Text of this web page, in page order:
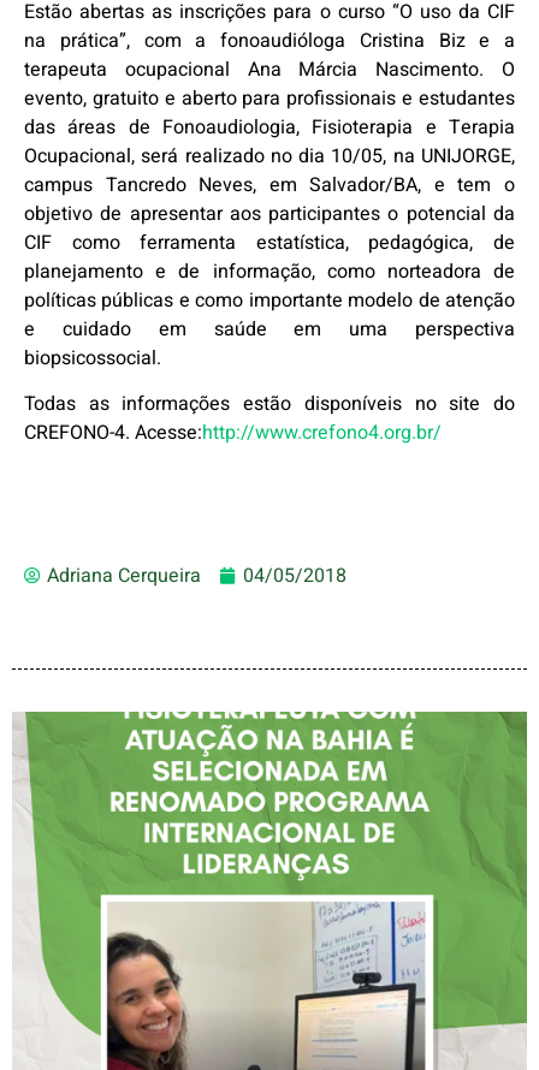
Estão abertas as inscrições para o curso “O uso da CIF
na prática”, com a fonoaudióloga Cristina Biz e a
terapeuta ocupacional Ana Márcia Nascimento. O
evento, gratuito e aberto para profissionais e estudantes
das áreas de Fonoaudiologia, Fisioterapia e Terapia
Ocupacional, será realizado no dia 10/05, na UNIJORGE,
campus Tancredo Neves, em Salvador/BA, e tem o
objetivo de apresentar aos participantes o potencial da
CIF como ferramenta estatística, pedagógica, de
planejamento e de informação, como norteadora de
políticas públicas e como importante modelo de atenção
e cuidado em saúde em uma perspectiva
biopsicossocial.
Todas as informações estão disponíveis no site do
CREFONO-4. Acesse:http://www.crefono4.org.br/
Adriana Cerqueira 04/05/2018
FISIOTERAPEUTA COM
ATUAÇÃO NA BAHIA É
SELECIONADA EM
RENOMADO PROGRAMA
INTERNACIONAL DE
LIDERANÇAS